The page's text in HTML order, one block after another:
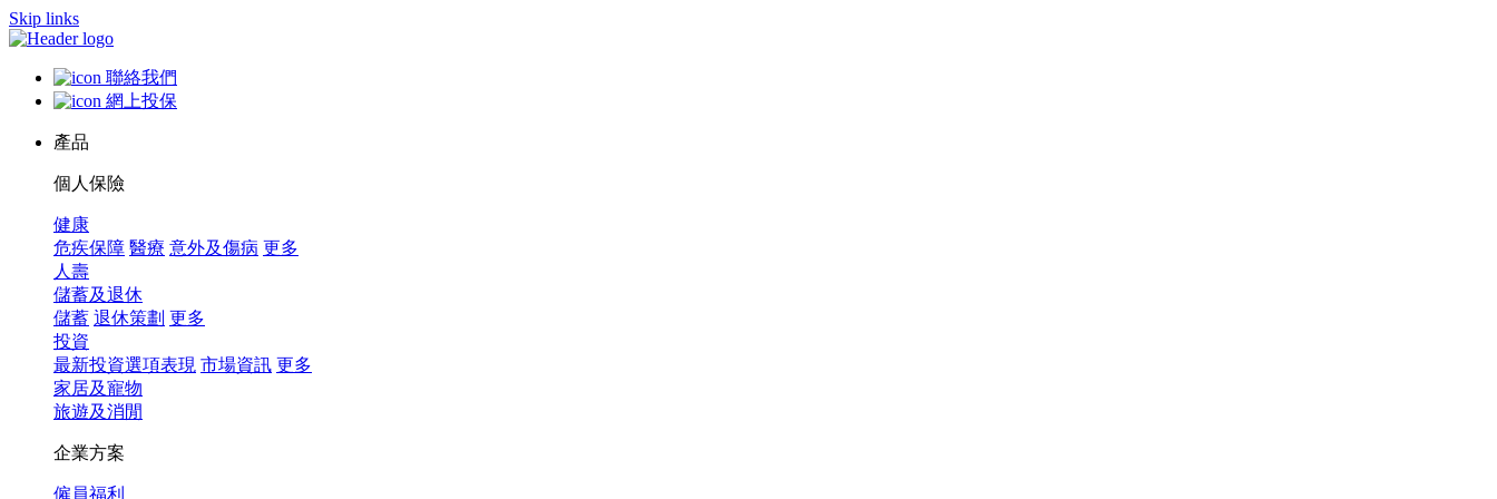
Skip links
聯絡我們
網上投保
產品
個人保險
健康
危疾保障 醫療 意外及傷病 更多
人壽
儲蓄及退休
儲蓄 退休策劃 更多
投資
最新投資選項表現 市場資訊 更多
家居及寵物
旅遊及消閒
企業方案
僱員福利